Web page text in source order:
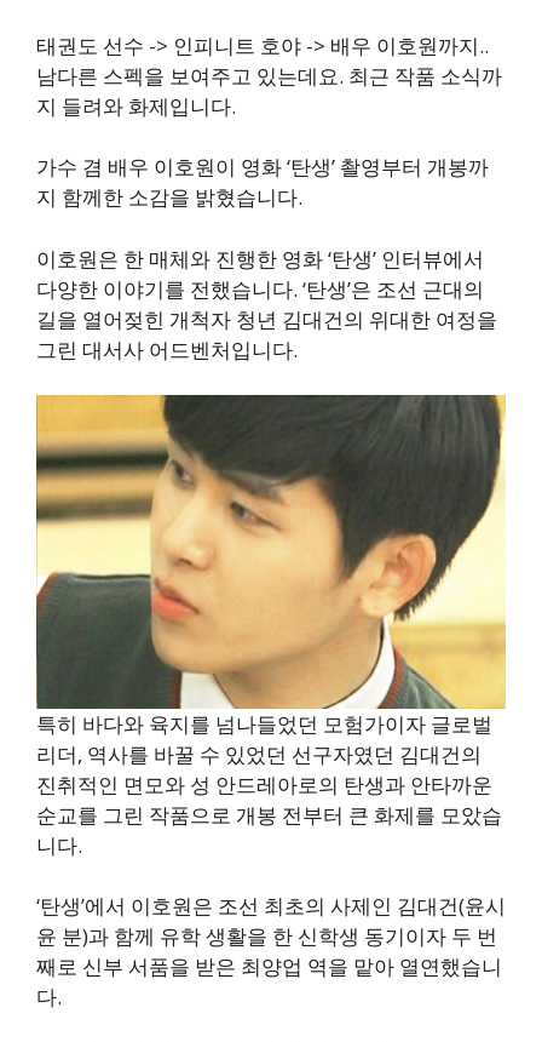
태권도 선수 -> 인피니트 호야 -> 배우 이호원까지..
남다른 스펙을 보여주고 있는데요. 최근 작품 소식까
지 들려와 화제입니다.
가수 겸 배우 이호원이 영화 ‘탄생’ 촬영부터 개봉까
지 함께한 소감을 밝혔습니다.
이호원은 한 매체와 진행한 영화 ‘탄생’ 인터뷰에서
다양한 이야기를 전했습니다. ‘탄생’은 조선 근대의
길을 열어젖힌 개척자 청년 김대건의 위대한 여정을
그린 대서사 어드벤처입니다.
특히 바다와 육지를 넘나들었던 모험가이자 글로벌
리더, 역사를 바꿀 수 있었던 선구자였던 김대건의
진취적인 면모와 성 안드레아로의 탄생과 안타까운
순교를 그린 작품으로 개봉 전부터 큰 화제를 모았습
니다.
‘탄생’에서 이호원은 조선 최초의 사제인 김대건(윤시
윤 분)과 함께 유학 생활을 한 신학생 동기이자 두 번
째로 신부 서품을 받은 최양업 역을 맡아 열연했습니
다.